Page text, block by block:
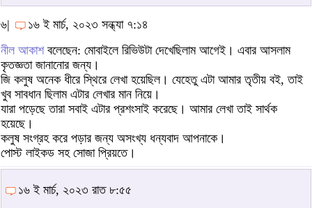
৬|
১৬ ই মার্চ, ২০২৩ সন্ধ্যা ৭:১৪
নীল আকাশবলেছেন: মোবাইলে রিভিউটা দেখেছিলাম আগেই। এবার আসলাম
কৃতজ্ঞতা জানানোর জন্য।
জি কলুষ অনেক ধীরে স্থিরে লেখা হয়েছিল। যেহেতু এটা আমার তৃতীয় বই, তাই
খুব সাবধান ছিলাম এটার লেখার মান নিয়ে।
যারা পড়েছে তারা সবাই এটার প্রশংসাই করেছে। আমার লেখা তাই সার্থক
হয়েছে।
কলুষ সংগ্রহ করে পড়ার জন্য অসংখ্য ধন্যবাদ আপনাকে।
পোস্ট লাইকড সহ সোজা প্রিয়তে।
১৬ ই মার্চ, ২০২৩ রাত ৮:৫৫